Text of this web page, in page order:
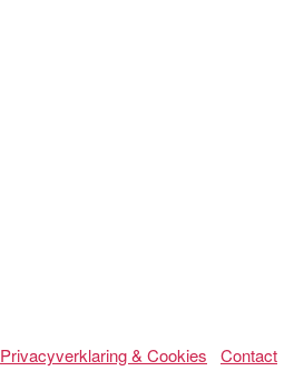
Privacyverklaring & Cookies Contact